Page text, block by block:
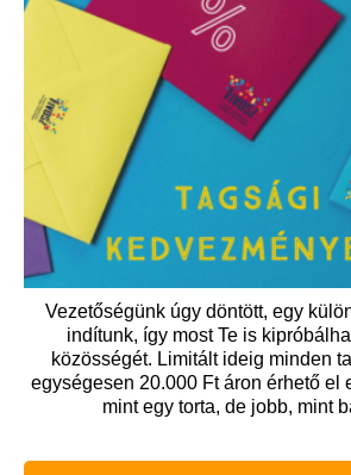
Vezetőségünk úgy döntött, egy
indítunk, így most Te is
közösségét. Limitált ideig minden
egységesen 20.000 Ft áron érhető el
mint egy torta, de jobb, mint